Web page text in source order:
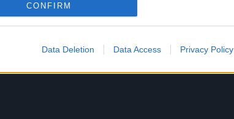
CONFIRM
Data Deletion Data Access Privacy Policy